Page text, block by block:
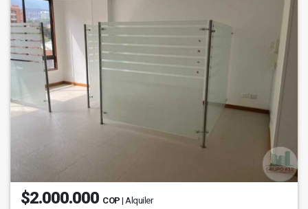
$2.000.000 COP | Alquiler